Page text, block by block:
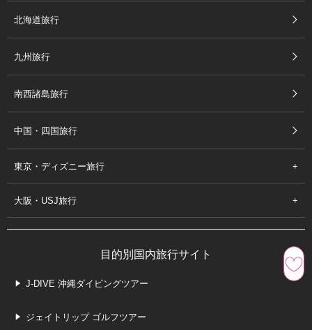
北海道旅行
九州旅行
南西諸島旅行
中国・四国旅行
東京・ディズニー旅行
大阪・USJ旅行
目的別国内旅行サイト
J-DIVE 沖縄ダイビングツアー
ジェイトリップ ゴルフツアー